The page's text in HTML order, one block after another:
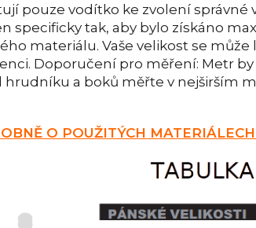
pouze vodítko ke zvolení správné
specificky tak, aby bylo získáno
materiálu. Vaše velikost se může
Doporučení pro měření: Metr
hrudníku a boků měřte v nejširším
O POUŽITÝCH